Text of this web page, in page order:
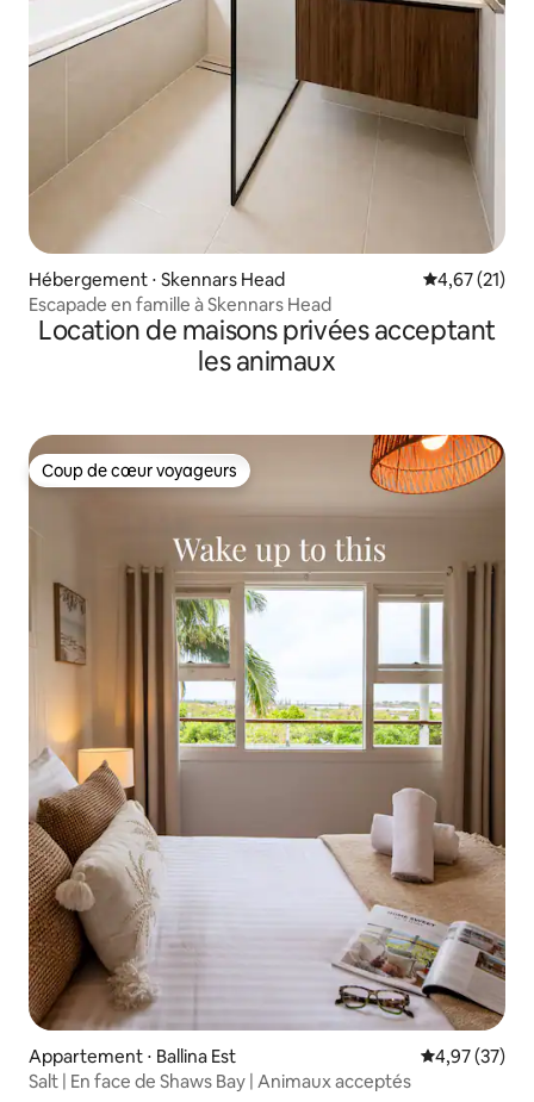
Hébergement ⋅ Skennars Head Évaluation
4,67 (21)
Escapade en famille à Skennars Head
Location de maisons privées acceptant
les animaux
Coup de cœur voyageurs
Coup de cœur voyageurs
Appartement ⋅ Ballina Est Évaluation
4,97 (37)
Salt | En face de Shaws Bay | Animaux acceptés